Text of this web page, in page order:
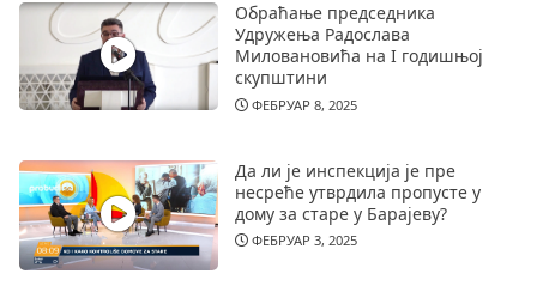
Обраћање председника
Удружења Радослава
Миловановића на I годишњој
скупштини
ФЕБРУАР 8, 2025
Да ли је инспекција је пре
несреће утврдила пропусте у
дому за старе у Барајеву?
ФЕБРУАР 3, 2025